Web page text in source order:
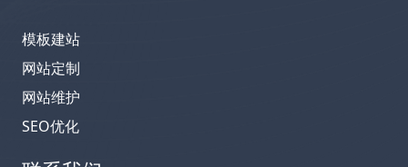
模板建站
网站定制
网站维护
SEO优化